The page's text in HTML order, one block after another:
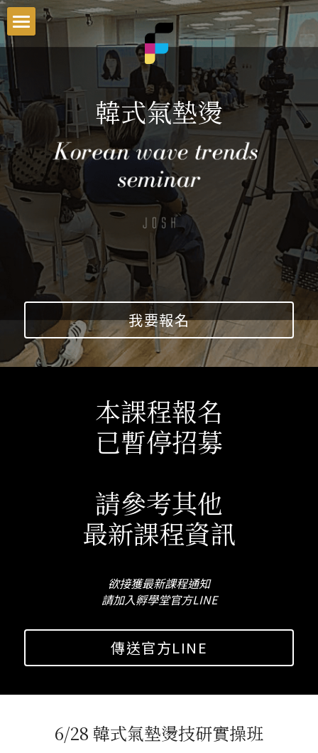
首頁
課程介紹
男士理髮系統
一次搞懂染髮色彩學
新手老闆必修的5堂經營課
男髮速成剪裁系統
一次搞懂商業設計染
就業輔導
零基礎剪髮入門
交通資訊
Blog
搜索
官方LINE客服
韓式氣墊燙
我要報名
本課程報名
已暫停招募
請參考其他
最新課程資訊
欲接獲最新課程通知
請加入孵學堂官方LINE
傳送官方LINE
6/28 韓式氣墊燙技研實操班